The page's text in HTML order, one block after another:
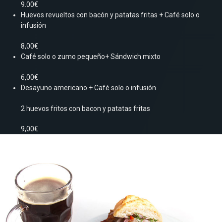
9.00€
Huevos revueltos con bacón y patatas fritas + Café solo o
infusión
8,00€
Café solo o zumo pequeño+ Sándwich mixto
6,00€
Desayuno americano + Café solo o infusión
2 huevos fritos con bacon y patatas fritas
9,00€